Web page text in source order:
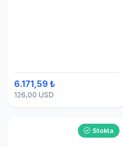
6.171,59 ₺
126,00 USD
Stokta